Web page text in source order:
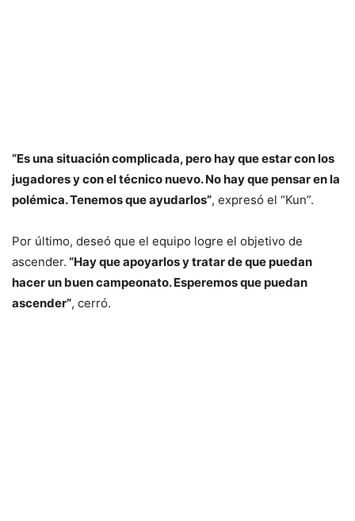
“Es una situación complicada, pero hay que estar con los
jugadores y con el técnico nuevo. No hay que pensar en la
polémica. Tenemos que ayudarlos”, expresó el “Kun”.
Por último, deseó que el equipo logre el objetivo de
ascender. “Hay que apoyarlos y tratar de que puedan
hacer un buen campeonato. Esperemos que puedan
ascender”, cerró.